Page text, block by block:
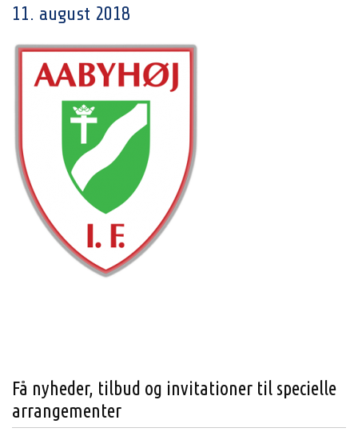
11. august 2018
Få nyheder, tilbud og invitationer til specielle
arrangementer